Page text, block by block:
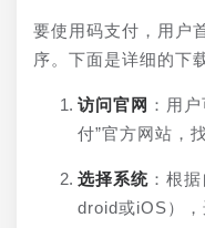
要使用码支付，用户
序。下面是详细的下
访问官网 ：用
付”官方网站，
选择系统 ：根
droid或iOS），